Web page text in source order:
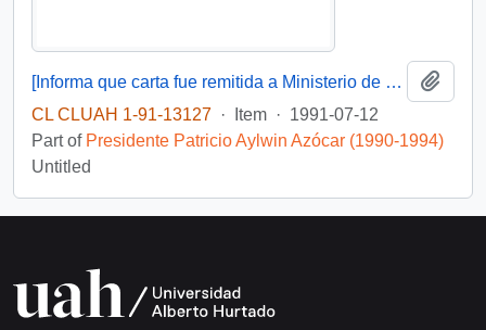
[Informa que carta fue remitida a Ministerio de Educación Pública, mediante Of. GAB. PRES. (0) 91/2438]
CL CLUAH 1-91-13127 · Item · 1991-07-12
Part of Presidente Patricio Aylwin Azócar (1990-1994)
Untitled